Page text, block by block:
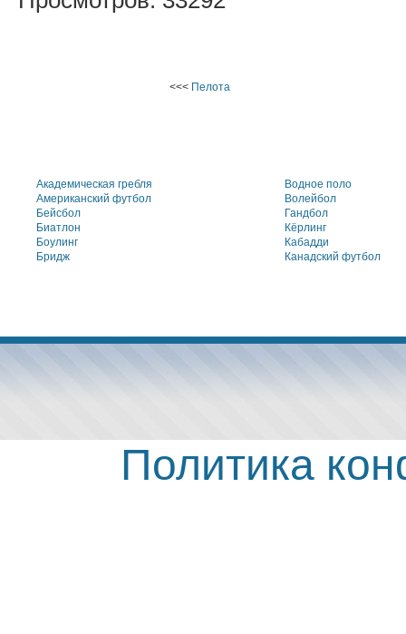
<<< Пелота
Академическая гребля
Американский футбол
Бейсбол
Биатлон
Боулинг
Бридж
Водное поло
Волейбол
Гандбол
Кёрлинг
Кабадди
Канадский футбол
Политика